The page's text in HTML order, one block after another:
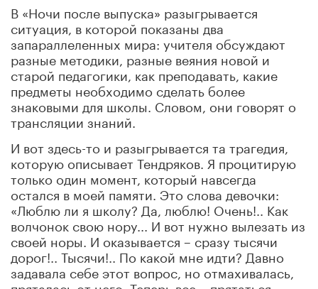
В «Ночи после выпуска» разыгрывается
ситуация, в которой показаны два
запараллеленных мира: учителя обсуждают
разные методики, разные веяния новой и
старой педагогики, как преподавать, какие
предметы необходимо сделать более
знаковыми для школы. Словом, они говорят о
трансляции знаний.
И вот здесь-то и разыгрывается та трагедия,
которую описывает Тендряков. Я процитирую
только один момент, который навсегда
остался в моей памяти. Это слова девочки:
«Люблю ли я школу? Да, люблю! Очень!.. Как
волчонок свою нору... И вот нужно вылезать из
своей норы. И оказывается – сразу тысячи
дорог!.. Тысячи!.. По какой мне идти? Давно
задавала себе этот вопрос, но отмахивалась,